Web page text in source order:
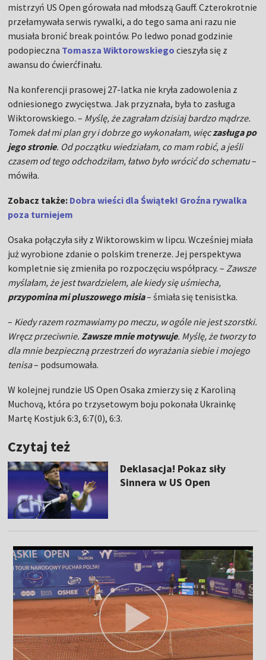
mistrzyń US Open górowała nad młodszą Gauff. Czterokrotnie
przełamywała serwis rywalki, a do tego sama ani razu nie
musiała bronić break pointów. Po ledwo ponad godzinie
podopieczna Tomasza Wiktorowskiego cieszyła się z
awansu do ćwierćfinału.
Na konferencji prasowej 27-latka nie kryła zadowolenia z
odniesionego zwycięstwa. Jak przyznała, była to zasługa
Wiktorowskiego. – Myślę, że zagrałam dzisiaj bardzo mądrze.
Tomek dał mi plan gry i dobrze go wykonałam, więczasługa po
jego stronie. Od początku wiedziałam, co mam robić, a jeśli
czasem od tego odchodziłam, łatwo było wrócić do schematu–
mówiła.
Zobacz także: Dobra wieści dla Świątek! Groźna rywalka
poza turniejem
Osaka połączyła siły z Wiktorowskim w lipcu. Wcześniej miała
już wyrobione zdanie o polskim trenerze. Jej perspektywa
kompletnie się zmieniła po rozpoczęciu współpracy. –Zawsze
myślałam, że jest twardzielem, ale kiedy się uśmiecha,
przypomina mi pluszowego misia– śmiała się tenisistka.
– Kiedy razem rozmawiamy po meczu, w ogóle nie jest szorstki.
Wręcz przeciwnie.Zawsze mnie motywuje. Myślę, że tworzy to
dla mnie bezpieczną przestrzeń do wyrażania siebie i mojego
tenisa– podsumowała.
W kolejnej rundzie US Open Osaka zmierzy się z Karoliną
Muchovą, która po trzysetowym boju pokonała Ukrainkę
Martę Kostjuk 6:3, 6:7(0), 6:3.
Czytaj też
Deklasacja! Pokaz siły
Sinnera w US Open